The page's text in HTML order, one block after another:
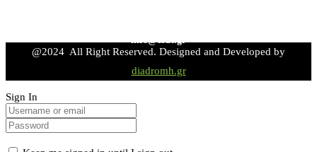
info@esdt.gr
@2024 All Right Reserved. Designed and Developed by
diadromh.gr
Sign In